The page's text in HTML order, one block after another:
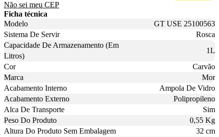
Não sei meu CEP
Ficha técnica
Modelo
GT USE 25100563
Sistema De Servir
Rosca
Capacidade De Armazenamento (Em
Litros)
1L
Cor
Carvão
Marca
Mor
Acabamento Interno
Ampola De Vidro
Acabamento Externo
Polipropileno
Alca De Transporte
Sim
Peso Do Produto
0,55 Kg
Altura Do Produto Sem Embalagem
32 cm